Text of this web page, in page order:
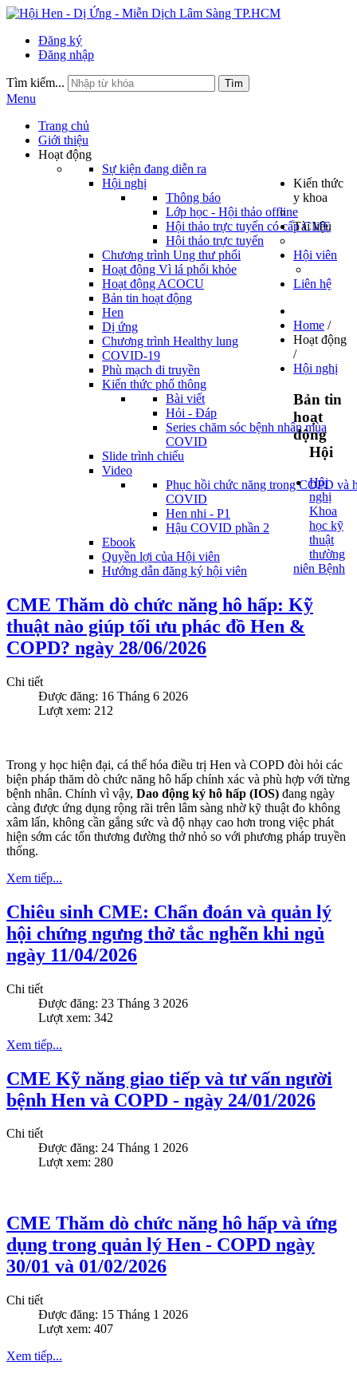
Đăng ký
Đăng nhập
Tìm kiếm... Tìm
Menu
Trang chủ
Giới thiệu
Hoạt động
Sự kiện đang diễn ra
Hội nghị
Thông báo
Lớp học - Hội thảo offline
Hội thảo trực tuyến có cấp CME
Hội thảo trực tuyến
Chương trình Ung thư phổi
Hoạt động Vì lá phổi khỏe
Hoạt động ACOCU
Bản tin hoạt động
Kiến thức
y khoa
Hen
Dị ứng
Chương trình Healthy lung
COVID-19
Phù mạch di truyền
Kiến thức phổ thông
Bài viết
Hỏi - Đáp
Series chăm sóc bệnh nhân mùa
COVID
Tài liệu
Slide trình chiếu
Video
Phục hồi chức năng trong COPD và
COVID
Hen nhi - P1
Hậu COVID phần 2
Ebook
Hội viên
Quyền lợi của Hội viên
Hướng dẫn đăng ký hội viên
Liên hệ
Home /
Hoạt động
/
Hội nghị
CME Thăm dò chức năng hô hấp: Kỹ
thuật nào giúp tối ưu phác đồ Hen &
COPD? ngày 28/06/2026
Chi tiết
Được đăng: 16 Tháng 6 2026
Lượt xem: 212
Trong y học hiện đại, cá thể hóa điều trị Hen và COPD đòi hỏi các
biện pháp thăm dò chức năng hô hấp chính xác và phù hợp với từng
bệnh nhân. Chính vì vậy, Dao động ký hô hấp (IOS) đang ngày
càng được ứng dụng rộng rãi trên lâm sàng nhờ kỹ thuật đo không
xâm lấn, không cần gắng sức và độ nhạy cao hơn trong việc phát
hiện sớm các tổn thương đường thở nhỏ so với phương pháp truyền
thống.
Xem tiếp...
Chiêu sinh CME: Chẩn đoán và quản lý
hội chứng ngưng thở tắc nghẽn khi ngủ
ngày 11/04/2026
Chi tiết
Được đăng: 23 Tháng 3 2026
Lượt xem: 342
Xem tiếp...
CME Kỹ năng giao tiếp và tư vấn người
bệnh Hen và COPD - ngày 24/01/2026
Chi tiết
Được đăng: 24 Tháng 1 2026
Lượt xem: 280
CME Thăm dò chức năng hô hấp và ứng
dụng trong quản lý Hen - COPD ngày
30/01 và 01/02/2026
Chi tiết
Được đăng: 15 Tháng 1 2026
Lượt xem: 407
Xem tiếp...
Bản tin
hoạt
động
Hội
Hội
nghị
Khoa
học kỹ
thuật
thường
niên Bệnh